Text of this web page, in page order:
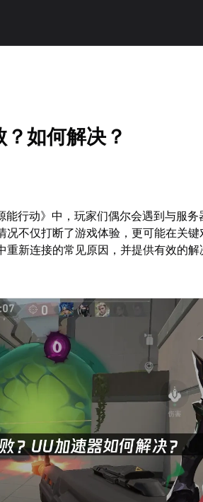
如何解决？
行动》中，玩家们偶尔会遇到与服务
不仅打断了游戏体验，更可能在关键
新连接的常见原因，并提供有效的解